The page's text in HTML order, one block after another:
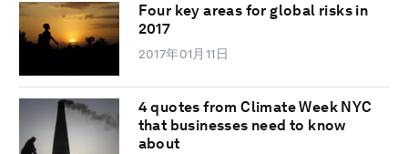
Four key areas for global risks in
2017
2017年01月11日
4 quotes from Climate Week NYC
that businesses need to know
about